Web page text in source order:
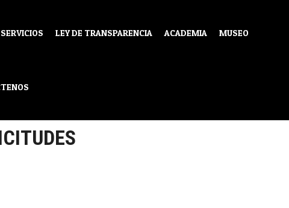
SERVICIOS LEY DE TRANSPARENCIA ACADEMIA MUSEO